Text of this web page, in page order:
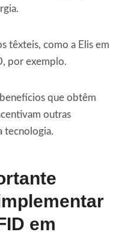
têxteis, como a Elis em
por exemplo.
que obtêm
outras
tecnologia.
em